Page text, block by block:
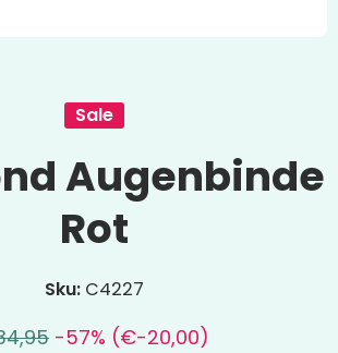
Sale
Augenbinde
Rot
Sku: C4227
-57% (€-20,00)